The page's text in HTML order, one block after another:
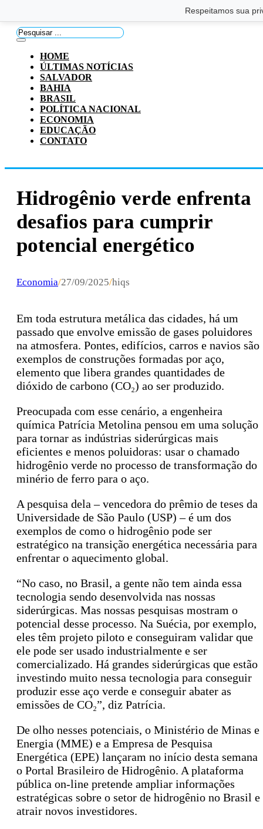
Respeitamos sua
Pesquisar
...
HOME
ÚLTIMAS NOTÍCIAS
SALVADOR
BAHIA
BRASIL
POLÍTICA NACIONAL
ECONOMIA
EDUCAÇÃO
CONTATO
Hidrogênio verde enfrenta
desafios para cumprir
potencial energético
Economia/27/09/2025/hiqs
Em toda estrutura metálica das cidades, há um
passado que envolve emissão de gases poluidores
na atmosfera. Pontes, edifícios, carros e navios são
exemplos de construções formadas por aço,
elemento que libera grandes quantidades de
dióxido de carbono (CO₂) ao ser produzido.
Preocupada com esse cenário, a engenheira
química Patrícia Metolina pensou em uma solução
para tornar as indústrias siderúrgicas mais
eficientes e menos poluidoras: usar o chamado
hidrogênio verde no processo de transformação do
minério de ferro para o aço.
A pesquisa dela – vencedora do prêmio de teses da
Universidade de São Paulo (USP) – é um dos
exemplos de como o hidrogênio pode ser
estratégico na transição energética necessária para
enfrentar o aquecimento global.
“No caso, no Brasil, a gente não tem ainda essa
tecnologia sendo desenvolvida nas nossas
siderúrgicas. Mas nossas pesquisas mostram o
potencial desse processo. Na Suécia, por exemplo,
eles têm projeto piloto e conseguiram validar que
ele pode ser usado industrialmente e ser
comercializado. Há grandes siderúrgicas que estão
investindo muito nessa tecnologia para conseguir
produzir esse aço verde e conseguir abater as
emissões de CO₂”, diz Patrícia.
De olho nesses potenciais, o Ministério de Minas e
Energia (MME) e a Empresa de Pesquisa
Energética (EPE) lançaram no início desta semana
o Portal Brasileiro de Hidrogênio. A plataforma
pública on-line pretende ampliar informações
estratégicas sobre o setor de hidrogênio no Brasil e
atrair novos investidores.